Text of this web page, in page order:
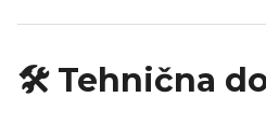
🛠️ Tehnična